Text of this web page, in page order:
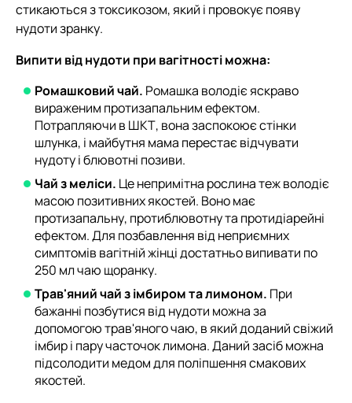
стикаються з токсикозом, який і провокує появу
нудоти зранку.
Випити від нудоти при вагітності можна:
Ромашковий чай. Ромашка володіє яскраво
вираженим протизапальним ефектом.
Потрапляючи в ШКТ, вона заспокоює стінки
шлунка, і майбутня мама перестає відчувати
нудоту і блювотні позиви.
Чай з меліси. Це непримітна рослина теж володіє
масою позитивних якостей. Воно має
протизапальну, протиблювотну та протидіарейні
ефектом. Для позбавлення від неприємних
симптомів вагітній жінці достатньо випивати по
250 мл чаю щоранку.
Трав'яний чай з імбиром та лимоном. При
бажанні позбутися від нудоти можна за
допомогою трав'яного чаю, в який доданий свіжий
імбир і пару часточок лимона. Даний засіб можна
підсолодити медом для поліпшення смакових
якостей.